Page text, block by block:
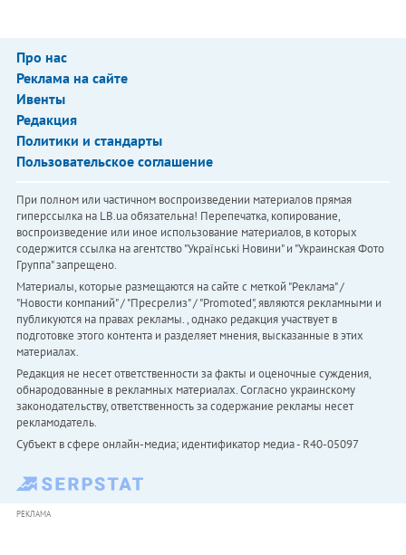
Про нас
Реклама на сайте
Ивенты
Редакция
Политики и стандарты
Пользовательское соглашение
При полном или частичном воспроизведении материалов прямая
гиперссылка на LB.ua обязательна! Перепечатка, копирование,
воспроизведение или иное использование материалов, в которых
содержится ссылка на агентство "Українськi Новини" и "Украинская Фото
Группа" запрещено.
Материалы, которые размещаются на сайте с меткой "Реклама" /
"Новости компаний" / "Пресрелиз" / "Promoted", являются рекламными и
публикуются на правах рекламы. , однако редакция участвует в
подготовке этого контента и разделяет мнения, высказанные в этих
материалах.
Редакция не несет ответственности за факты и оценочные суждения,
обнародованные в рекламных материалах. Согласно украинскому
законодательству, ответственность за содержание рекламы несет
рекламодатель.
Субъект в сфере онлайн-медиа; идентификатор медиа - R40-05097
РЕКЛАМА